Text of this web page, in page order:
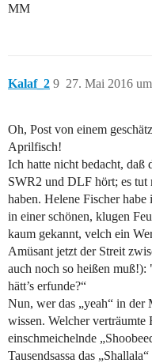
MM
Kalaf_2 27. Mai 2016
9
Oh, Post von einem
Aprilfisch!
Ich hatte nicht bedacht, daß
SWR2 und DLF hört; es tut
haben. Helene Fischer
in einer schönen, klugen
kaum gekannt, velch ein
Amüsant jetzt der Streit
auch noch so heißen
hätt’s erfunde?“
Nun, wer das „yeah“ in der
wissen. Welcher verträumte
einschmeichelnde
Tausendsassa das